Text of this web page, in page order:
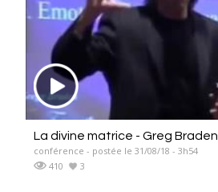
La divine matrice - Greg Braden
conférence - postée le 31/08/18 - 3h54
410
3